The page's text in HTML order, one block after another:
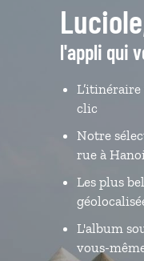
l'appli qui
clic
Notre
rue à Hanoi
Les plus
L'album
vous-